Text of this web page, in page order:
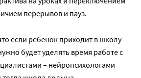
перерывов и пауз.
если ребенок приходит в школу
будет уделять время работе с
– нейропсихологами